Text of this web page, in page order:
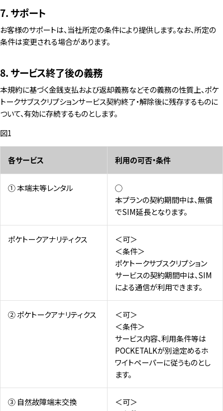
7. サポート
お客様のサポートは、当社所定の条件により提供します。なお、所定の
条件は変更される場合があります。
8. サービス終了後の義務
本規約に基づく金銭支払および返却義務などその義務の性質上、ポケ
トークサブスクリプションサービス契約終了・解除後に残存するものに
ついて、有効に存続するものとします。
図1
各サービス 利用の可否・条件
① 本端末等レンタル
◯
本プランの契約期間中は、無償
でSIM延長となります。
ポケトークアナリティクス
＜可＞
＜条件＞
ポケトークサブスクリプション
サービスの契約期間中は、SIM
による通信が利用できます。
② ポケトークアナリティクス
＜可＞
＜条件＞
サービス内容、利用条件等は
POCKETALKが別途定めるホ
ワイトペーパーに従うものとし
ます。
③ 自然故障端末交換
＜可＞